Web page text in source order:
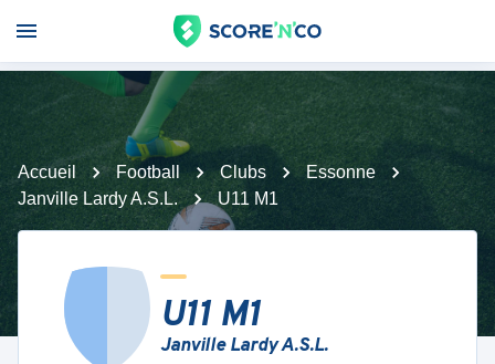
Accueil Football Clubs
Essonne
Janville Lardy A.S.L.
U11 M1
U11 M1
Janville Lardy A.S.L.